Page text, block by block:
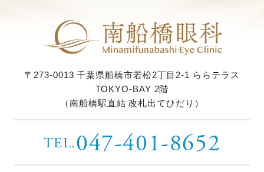
〒273-0013 千葉県船橋市若松2丁目2-1 ららテラス
TOKYO-BAY 2階
（南船橋駅直結 改札出てひだり）
TEL.047-401-8652